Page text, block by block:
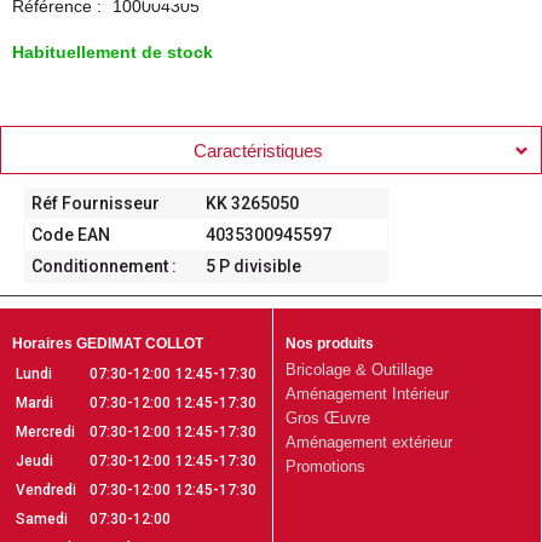
Référence : 100004305
Habituellement de stock
Caractéristiques
Réf Fournisseur
KK 3265050
Code EAN
4035300945597
Conditionnement :
5 P divisible
Horaires GEDIMAT COLLOT
Lundi
07:30-12:00 12:45-17:30
Mardi
07:30-12:00 12:45-17:30
Mercredi
07:30-12:00 12:45-17:30
Jeudi
07:30-12:00 12:45-17:30
Vendredi
07:30-12:00 12:45-17:30
Samedi
07:30-12:00
Nos produits
Bricolage & Outillage
Aménagement Intérieur
Gros Œuvre
Aménagement extérieur
Promotions